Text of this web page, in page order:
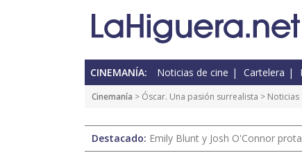
CINEMANÍA: Noticias de cine Cartelera
Cinemanía > Óscar. Una pasión surrealista > Noticias
Destacado: Emily Blunt y Josh O'Connor